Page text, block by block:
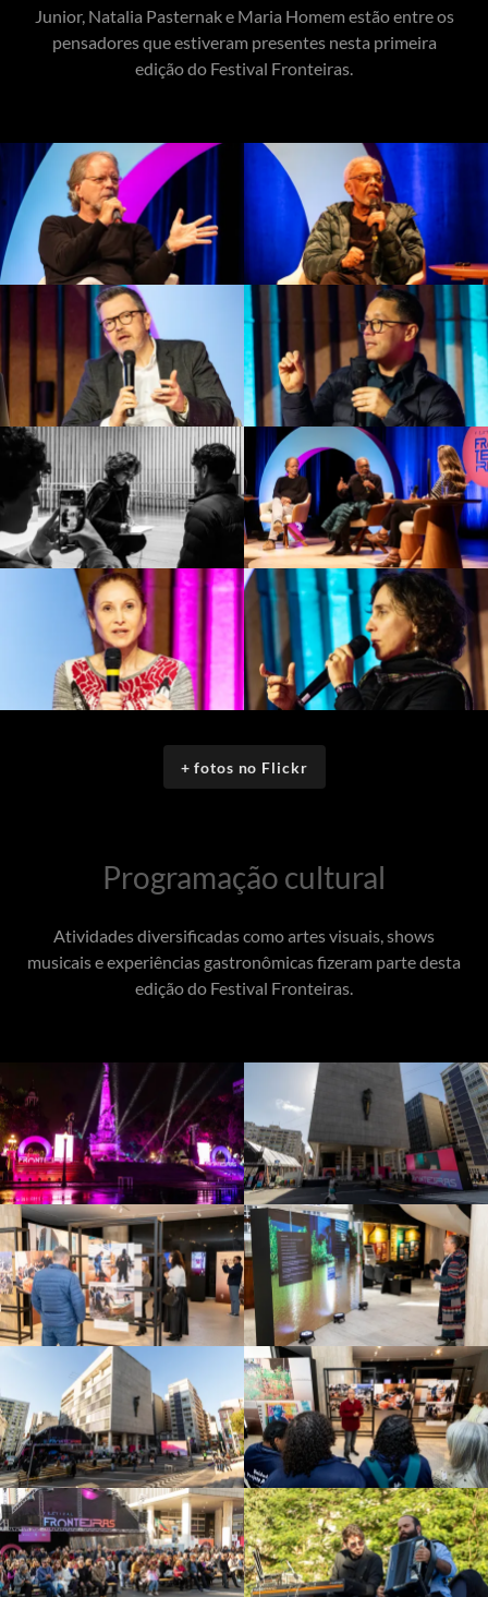
Junior, Natalia Pasternak e Maria Homem estão entre os
pensadores que estiveram presentes nesta primeira
edição do Festival Fronteiras.
+ fotos no Flickr
Programação cultural
Atividades diversificadas como artes visuais, shows
musicais e experiências gastronômicas fizeram parte desta
edição do Festival Fronteiras.